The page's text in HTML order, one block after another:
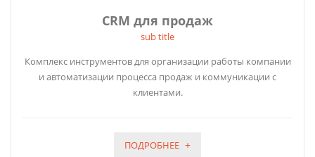
CRM для продаж
sub title
Комплекс инструментов для организации работы компании
и автоматизации процесса продаж и коммуникации с
клиентами.
ПОДРОБНЕЕ